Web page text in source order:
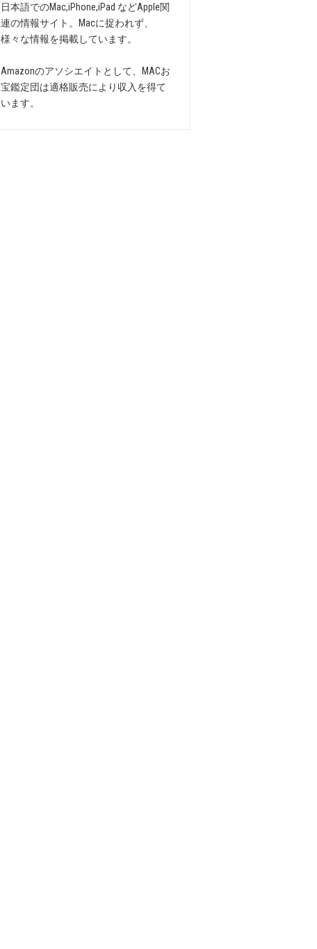
日本語でのMac,iPhone,iPad などApple関
連の情報サイト。Macに捉われず、
様々な情報を掲載しています。
Amazonのアソシエイトとして、MACお
宝鑑定団は適格販売により収入を得て
います。